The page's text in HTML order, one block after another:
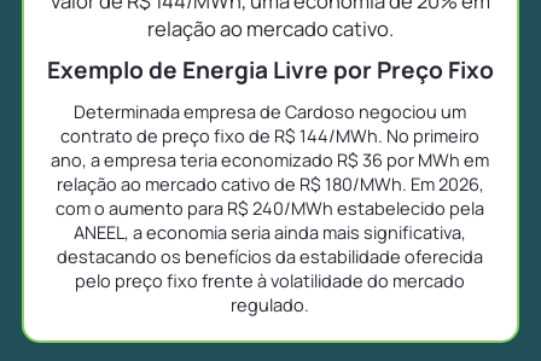
relação ao mercado cativo.
Exemplo de Energia Livre por Preço Fixo
Determinada empresa de Cardoso negociou um
contrato de preço fixo de R$ 144/MWh. No primeiro
ano, a empresa teria economizado R$ 36 por MWh em
relação ao mercado cativo de R$ 180/MWh. Em 2026,
com o aumento para R$ 240/MWh estabelecido pela
ANEEL, a economia seria ainda mais significativa,
destacando os benefícios da estabilidade oferecida
pelo preço fixo frente à volatilidade do mercado
regulado.